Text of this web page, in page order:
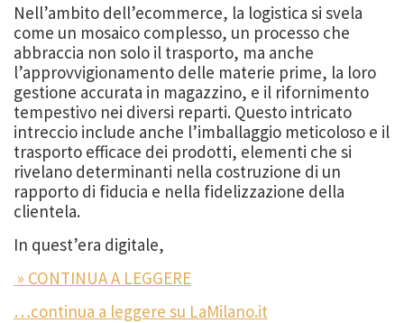
Nell’ambito dell’ecommerce, la logistica si svela
come un mosaico complesso, un processo che
abbraccia non solo il trasporto, ma anche
l’approvvigionamento delle materie prime, la loro
gestione accurata in magazzino, e il rifornimento
tempestivo nei diversi reparti. Questo intricato
intreccio include anche l’imballaggio meticoloso e il
trasporto efficace dei prodotti, elementi che si
rivelano determinanti nella costruzione di un
rapporto di fiducia e nella fidelizzazione della
clientela.
In quest’era digitale,
» CONTINUA A LEGGERE
…continua a leggere su LaMilano.it